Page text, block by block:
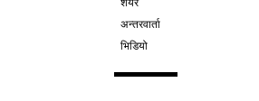
अन्तरवार्ता
भिडियो